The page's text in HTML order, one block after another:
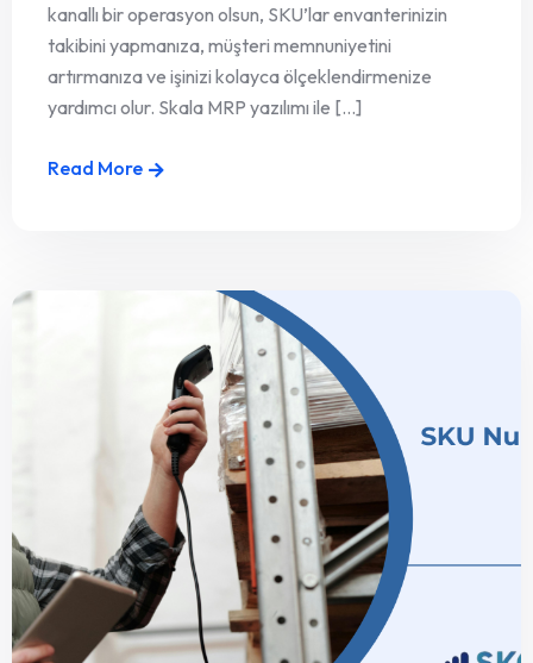
kanallı bir operasyon olsun, SKU’lar envanterinizin
takibini yapmanıza, müşteri memnuniyetini
artırmanıza ve işinizi kolayca ölçeklendirmenize
yardımcı olur. Skala MRP yazılımı ile [...]
Read More